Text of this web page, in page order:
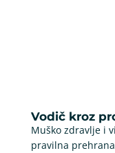
Vodič kroz
Muško zdravlje i
pravilna